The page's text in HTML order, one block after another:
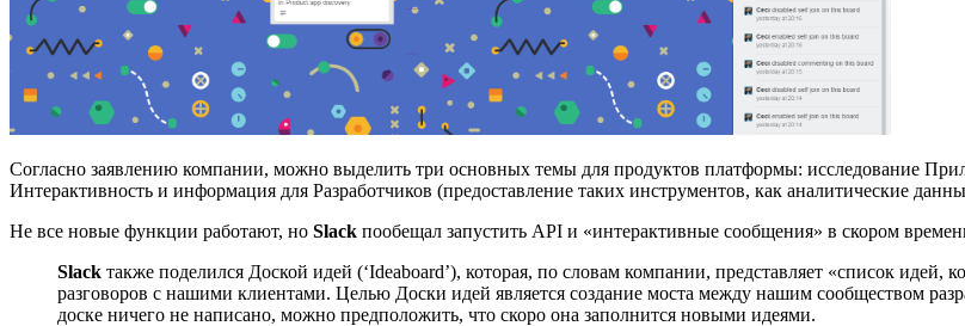
Согласно заявлению компании, можно выделить три основных темы для продуктов платформы: исследование
Интерактивность и информация для Разработчиков (предоставление таких инструментов, как аналитические
Не все новые функции работают, но Slack пообещал запустить API и «интерактивные сообщения» в скором
Slack также поделился Доской идей (‘Ideaboard’), которая, по словам компании, представляет «список
разговоров с нашими клиентами. Целью Доски идей является создание моста между нашим сообществом
доске ничего не написано, можно предположить, что скоро она заполнится новыми идеями.